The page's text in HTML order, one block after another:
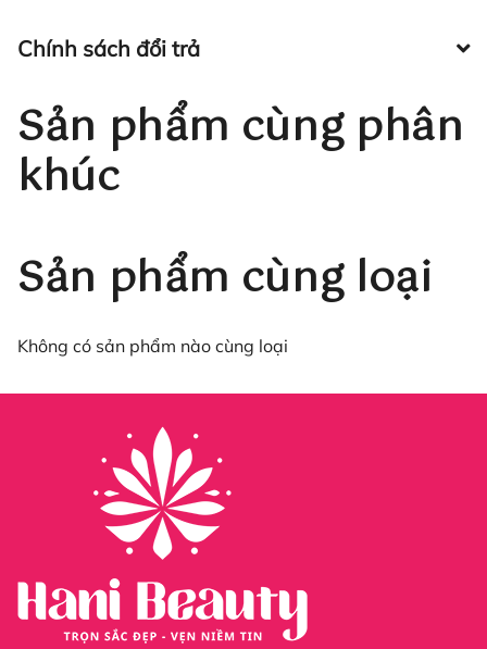
Chính sách đổi trả
Sản phẩm cùng phân
khúc
Sản phẩm cùng loại
Không có sản phẩm nào cùng loại